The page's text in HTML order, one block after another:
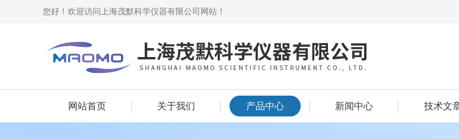
您好！欢迎访问上海茂默科学仪器有限公司网站！
网站首页 关于我们 产品中心 新闻中心 技术文